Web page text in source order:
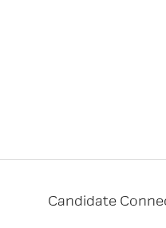
Candidate